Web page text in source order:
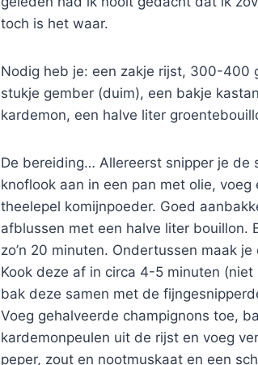
toch is het waar.
Nodig heb je: een zakje rijst, 300-400
stukje gember (duim), een bakje
kardemon, een halve liter
De bereiding… Allereerst snipper je de
knoflook aan in een pan met olie,
theelepel komijnpoeder. Goed
afblussen met een halve liter bouillon.
zo’n 20 minuten. Ondertussen maak
Kook deze af in circa 4-5 minuten
bak deze samen met de
Voeg gehalveerde champignons toe,
kardemonpeulen uit de rijst en voeg
peper, zout en nootmuskaat en een